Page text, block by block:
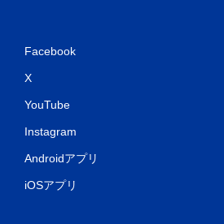
Facebook
X
YouTube
Instagram
Androidアプリ
iOSアプリ